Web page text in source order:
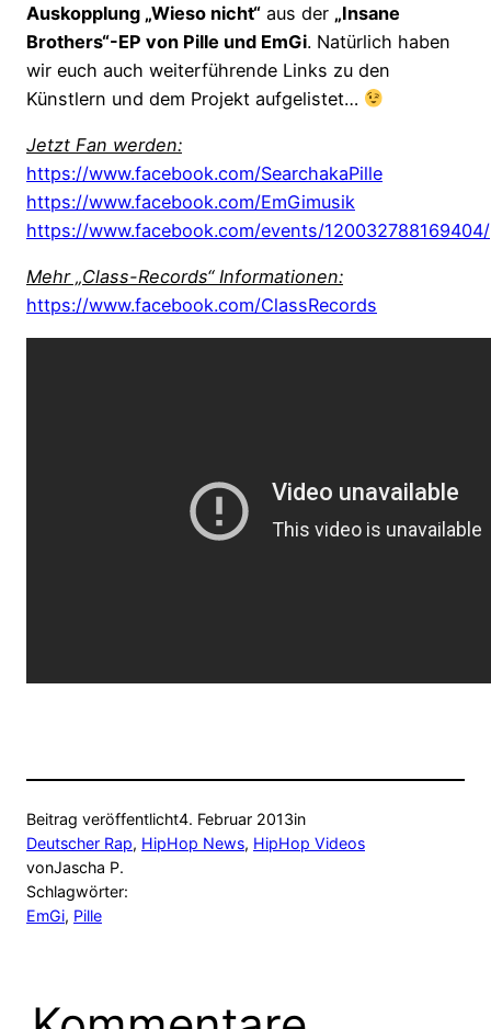
Auskopplung „Wieso nicht“ aus der „Insane
Brothers“-EP von Pille und EmGi. Natürlich haben
wir euch auch weiterführende Links zu den
Künstlern und dem Projekt aufgelistet…
Jetzt Fan werden:
https://www.facebook.com/SearchakaPille
https://www.facebook.com/EmGimusik
https://www.facebook.com/events/120032788169404/
Mehr „Class-Records“ Informationen:
https://www.facebook.com/ClassRecords
Beitrag veröffentlicht4. Februar 2013in
Deutscher Rap, HipHop News, HipHop Videos
vonJascha P.
Schlagwörter:
EmGi, Pille